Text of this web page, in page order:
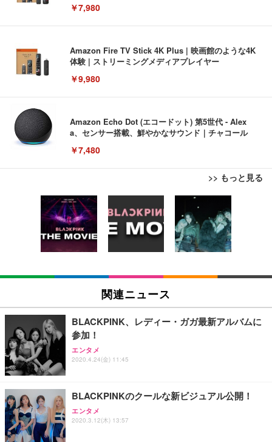
￥7,980
Amazon Fire TV Stick 4K Plus | 映画館のような4K
体験 | ストリーミングメディアプレイヤー
￥9,980
Amazon Echo Dot (エコードット) 第5世代 - Alex
a、センサー搭載、鮮やかなサウンド｜チャコール
￥7,480
>> もっと見る
[EdoErgo] オフィスチェア 椅子 テレワーク 疲れな
い 跳ね上げ式アームレスト コンパクト 約105度ロッ
キング pc 事務椅子 360度回転 座面昇降 強化ナイロ
ン樹脂ベース 通気性メッシュ 在宅ワーク H-WY01
(黒網+黒枠+黒足)
￥5,699
SIHOO B100 オフィスチェア／デスクチェア メッシ
ュチェア 人間工学 疲れない ブラック
￥27,999
Sezlife オフィスチェア デスクチェア 疲れない テレ
ワーク チェア 強化バックレスト 30度ロッキング機
能 人間工学 椅子 腰サポート 90度跳ね上げ式アーム
ョン PCチェア 通気性メッシュ ゲーミング/勉強/事
務用 おしゃれ パソコンチェア (ブラック)
Sezlife オフィスチェア デスクチェア 疲れない テレ
ワーク チェア 強化バックレスト 30度ロッキング機
EIZO ビジネス向けプレミアムモニター | FlexScan
EV3240X-WT | 31.5型4K UHD・USB Type-C・ホワ
イト
￥105,595
EIZO ビジネス向けプレミアムモニター | FlexScan
￥109,572
【純正品】27"ゲーミングモニター DualSense 充電
フック付き（CFI-ZDM1J）
【整備済み品】Dell E2724HS 27インチ 液晶モニタ
ー フルHD（1920×1080）VA 非光沢 HDMI/DisplayP
Amazonベーシック ペットシーツ 薄型 レギュラー 1
回使い捨て 無香料 ホワイト 300枚
￥3,373
Amazonベーシック ペットシーツ 厚型 ワイド 42枚
x2袋(84枚) ホワイト(吸収面:ライトブルー)
￥3,234
ネオ・ルーライフ ネオ・オムツ L 中型犬用 26枚入
り 単品
Smart Basic(スマートベーシック) 【Amazon.co.jp
限定】 Smart Basic アイリスオーヤマ ペットシーツ
関連ニュース
BLACKPINK、レディー・ガガ最新アルバムに
参加！
エンタメ
2020.4.24(金) 11:45
BLACKPINKのクールな新ビジュアル公開！
エンタメ
2020.3.12(木) 13:57